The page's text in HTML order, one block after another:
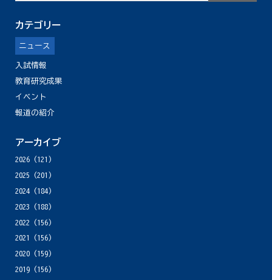
カテゴリー
ニュース
入試情報
教育研究成果
イベント
報道の紹介
アーカイブ
2026(121)
2025 (201)
2024(184)
2023 (188)
2022 (156)
2021
(156)
2020(159)
2019(156)